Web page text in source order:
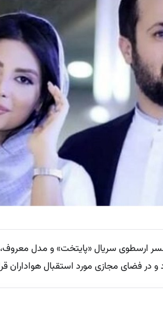
ارسطوی سریال «پایتخت» و مدل
در فضای مجازی مورد استقبال هواداران